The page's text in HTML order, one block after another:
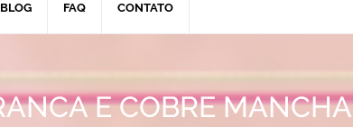
BLOG FAQ CONTATO
E COBRE MANCHA